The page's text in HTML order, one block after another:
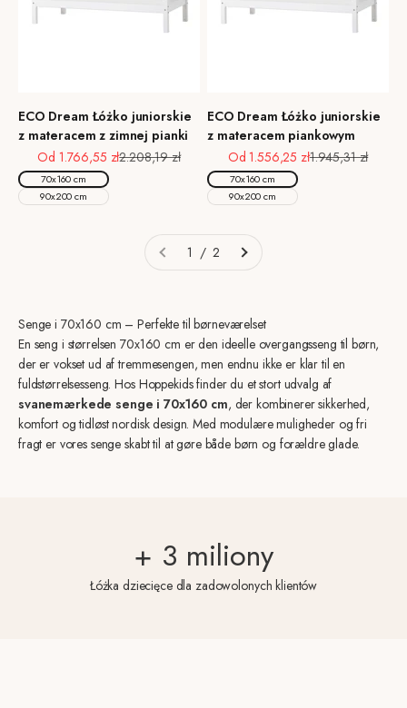
ECO Dream Łóżko juniorskie
z materacem z zimnej pianki
Cena promocyjna
Od 1.766,55 złCena regularna
2.208,19 zł
70x160 cm
90x200 cm
ECO Dream Łóżko juniorskie
z materacem piankowym
Cena promocyjna
Od 1.556,25 złCena regularna
1.945,31 zł
70x160 cm
90x200 cm
1 / 2
Senge i 70x160 cm – Perfekte til børneværelset
En seng i størrelsen 70x160 cm er den ideelle overgangsseng til børn,
der er vokset ud af tremmesengen, men endnu ikke er klar til en
fuldstørrelsesseng. Hos Hoppekids finder du et stort udvalg af
svanemærkede senge i 70x160 cm, der kombinerer sikkerhed,
komfort og tidløst nordisk design. Med modulære muligheder og fri
fragt er vores senge skabt til at gøre både børn og forældre glade.
+ 3 miliony
Łóżka dziecięce dla zadowolonych klientów